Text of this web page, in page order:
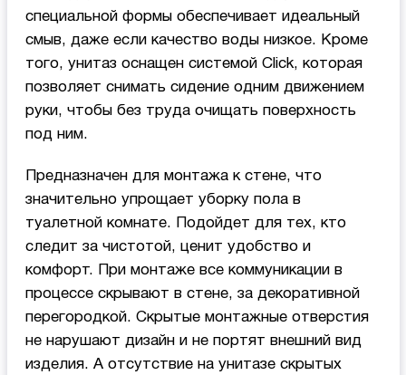
специальной формы обеспечивает идеальный
смыв, даже если качество воды низкое. Кроме
того, унитаз оснащен системой Click, которая
позволяет снимать сидение одним движением
руки, чтобы без труда очищать поверхность
под ним.
Предназначен для монтажа к стене, что
значительно упрощает уборку пола в
туалетной комнате. Подойдет для тех, кто
следит за чистотой, ценит удобство и
комфорт. При монтаже все коммуникации в
процессе скрывают в стене, за декоративной
перегородкой. Скрытые монтажные отверстия
не нарушают дизайн и не портят внешний вид
изделия. А отсутствие на унитазе скрытых